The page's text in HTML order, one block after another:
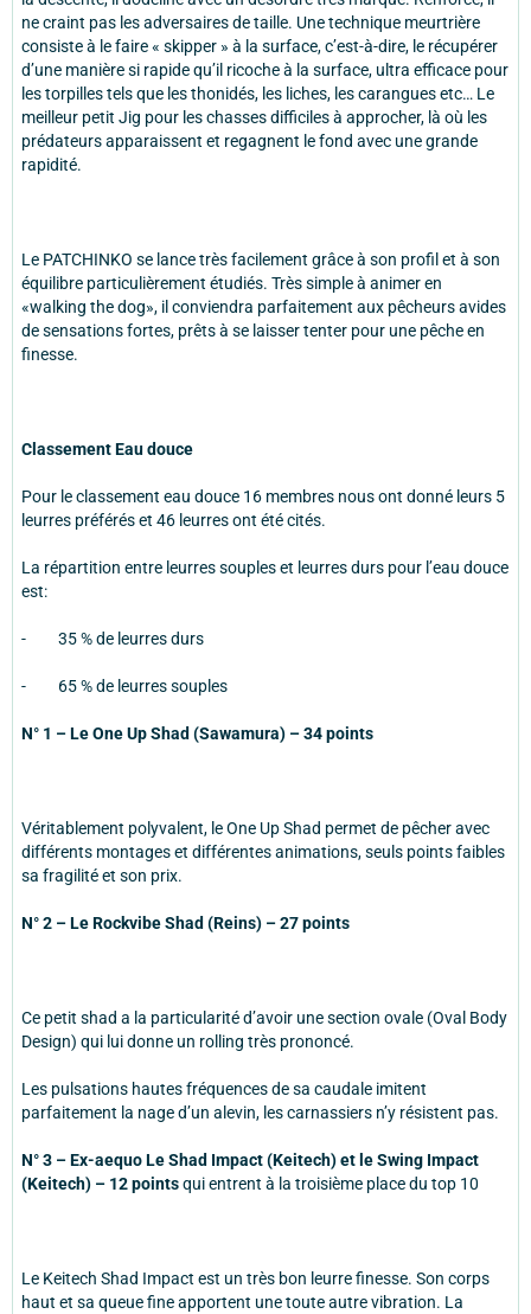
ne craint pas les adversaires de taille. Une technique meurtrière
consiste à le faire « skipper » à la surface, c’est-à-dire, le récupérer
d’une manière si rapide qu’il ricoche à la surface, ultra efficace pour
les torpilles tels que les thonidés, les liches, les carangues etc… Le
meilleur petit Jig pour les chasses difficiles à approcher, là où les
prédateurs apparaissent et regagnent le fond avec une grande
rapidité.
Le PATCHINKO se lance très facilement grâce à son profil et à son
équilibre particulièrement étudiés. Très simple à animer en
«walking the dog», il conviendra parfaitement aux pêcheurs avides
de sensations fortes, prêts à se laisser tenter pour une pêche en
finesse.
Classement Eau douce
Pour le classement eau douce 16 membres nous ont donné leurs 5
leurres préférés et 46 leurres ont été cités.
La répartition entre leurres souples et leurres durs pour l’eau douce
est:
- 35 % de leurres durs
- 65 % de leurres souples
N° 1 – Le One Up Shad (Sawamura) – 34 points
Véritablement polyvalent, le One Up Shad permet de pêcher avec
différents montages et différentes animations, seuls points faibles
sa fragilité et son prix.
N° 2 – Le Rockvibe Shad (Reins) – 27 points
Ce petit shad a la particularité d’avoir une section ovale (Oval Body
Design) qui lui donne un rolling très prononcé.
Les pulsations hautes fréquences de sa caudale imitent
parfaitement la nage d’un alevin, les carnassiers n’y résistent pas.
N° 3 – Ex-aequo Le Shad Impact (Keitech) et le Swing Impact
(Keitech) – 12 pointsqui entrent à la troisième place du top 10
Le Keitech Shad Impact est un très bon leurre finesse. Son corps
haut et sa queue fine apportent une toute autre vibration. La